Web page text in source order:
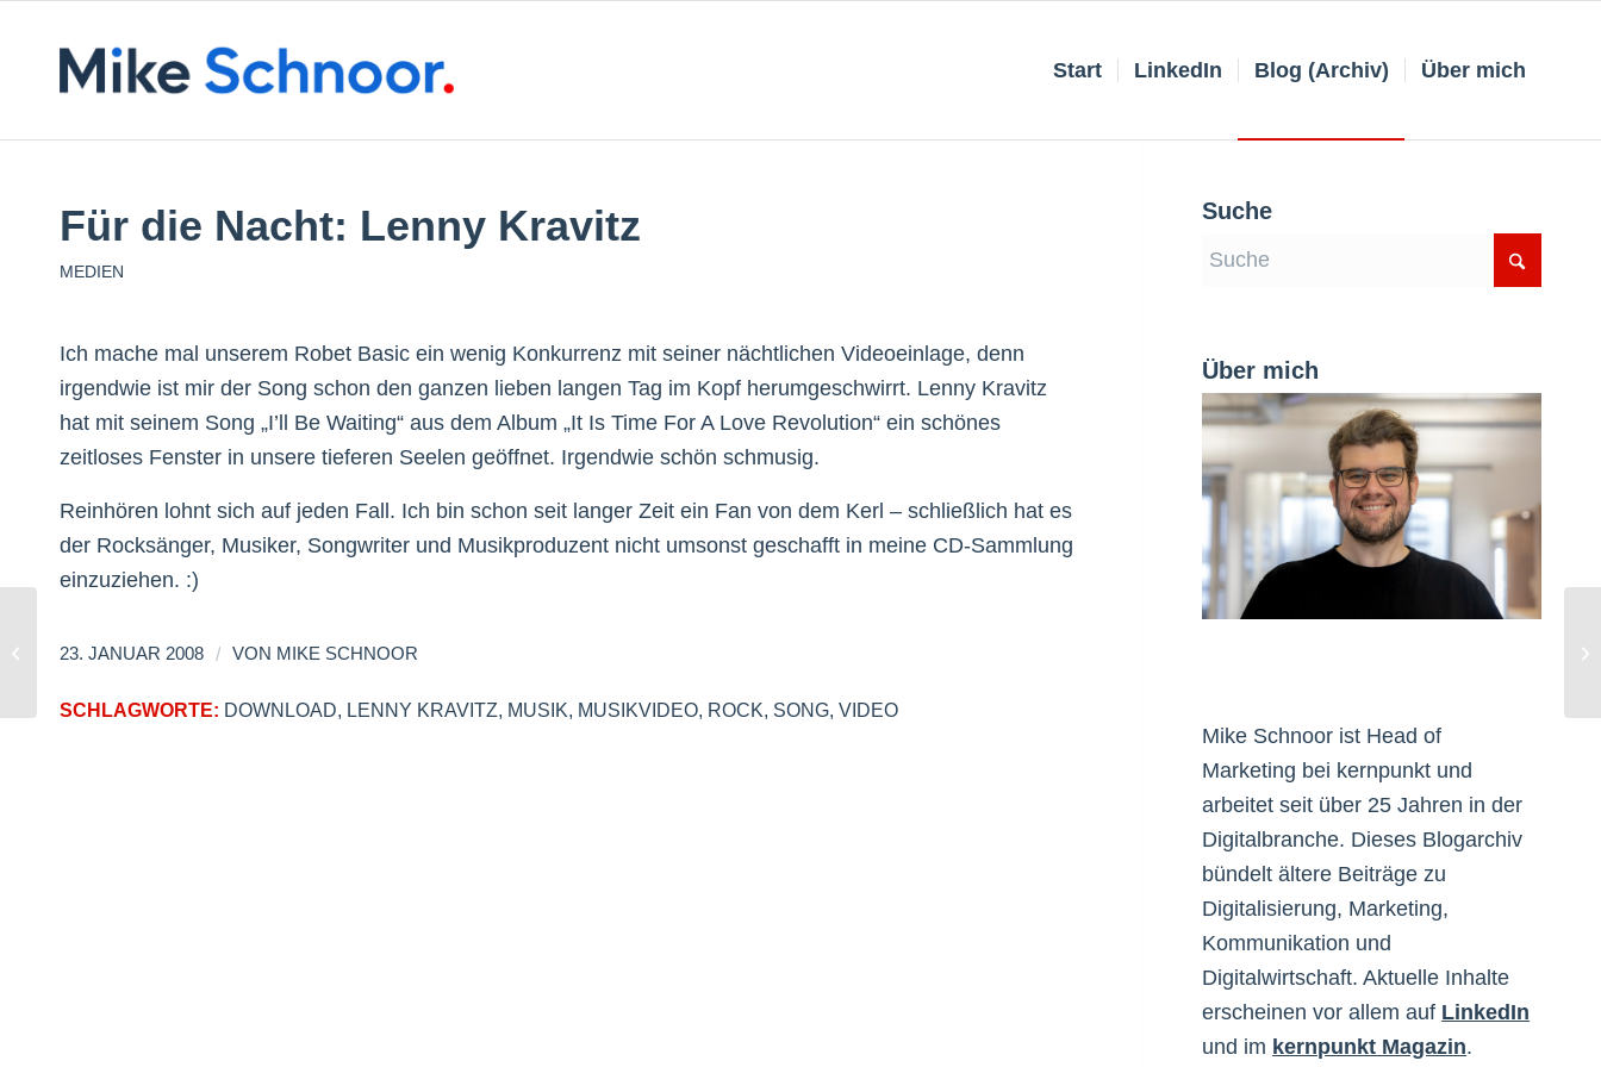
Start LinkedIn Blog (Archiv) Über mich
Für die Nacht: Lenny Kravitz
MEDIEN
Ich mache mal unserem Robet Basic ein wenig Konkurrenz mit seiner nächtlichen Videoeinlage, denn
irgendwie ist mir der Song schon den ganzen lieben langen Tag im Kopf herumgeschwirrt. Lenny Kravitz
hat mit seinem Song „I’ll Be Waiting“ aus dem Album „It Is Time For A Love Revolution“ ein schönes
zeitloses Fenster in unsere tieferen Seelen geöffnet. Irgendwie schön schmusig.
Reinhören lohnt sich auf jeden Fall. Ich bin schon seit langer Zeit ein Fan von dem Kerl – schließlich hat es
der Rocksänger, Musiker, Songwriter und Musikproduzent nicht umsonst geschafft in meine CD-Sammlung
einzuziehen. :)
23. JANUAR 2008 / VON MIKE SCHNOOR
SCHLAGWORTE: DOWNLOAD, LENNY KRAVITZ, MUSIK, MUSIKVIDEO, ROCK, SONG, VIDEO
Suche
Über mich
Mike Schnoor ist Head of
Marketing bei kernpunkt und
arbeitet seit über 25 Jahren in der
Digitalbranche. Dieses Blogarchiv
bündelt ältere Beiträge zu
Digitalisierung, Marketing,
Kommunikation und
Digitalwirtschaft. Aktuelle Inhalte
erscheinen vor allem auf LinkedIn
und im kernpunkt Magazin.
2008